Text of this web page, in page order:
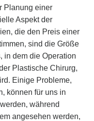
Planung einer
Aspekt der
die den Preis einer
sind die Größe
in dem die Operation
Plastische Chirurg,
Einige Probleme,
können für uns in
während
angesehen werden,